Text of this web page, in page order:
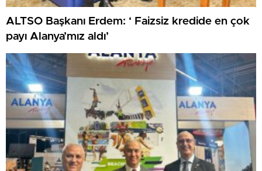
ALTSO Başkanı Erdem: ‘ Faizsiz kredide en çok
payı Alanya’mız aldı’